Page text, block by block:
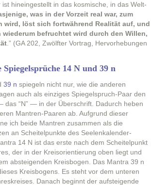
ist hineingestellt in das kos­mis­che, in das Welt­
was in der Vorzeit real war, zum
wird, löst sich fortwährend Real­ität auf, und
wiederum befruchtet wird durch den Willen,
.” (GA 202, Zwölfter Vor­trag, Her­vorhe­bun­gen
Spiegelsprüche 14 N und 39 n
39 n spiegeln nicht nur, wie die anderen
auch als einziges Spiegel­spruch-Paar den
das “N” — in der Über­schrift. Dadurch heben
Mantren-Paaren ab. Auf­grund dieser
ich bei­de Mantren zusam­men als die
an Scheit­elpunk­te des See­lenkalen­der-
14 N ist das erste nach dem Scheit­elpunkt
der in der Kreisori­en­tierung oben liegt und
absteigen­den Kreis­bo­gen. Das Mantra 39 n
Kreis­bo­gens. Es ste­ht vor dem unteren
Danach begin­nt der auf­steigende